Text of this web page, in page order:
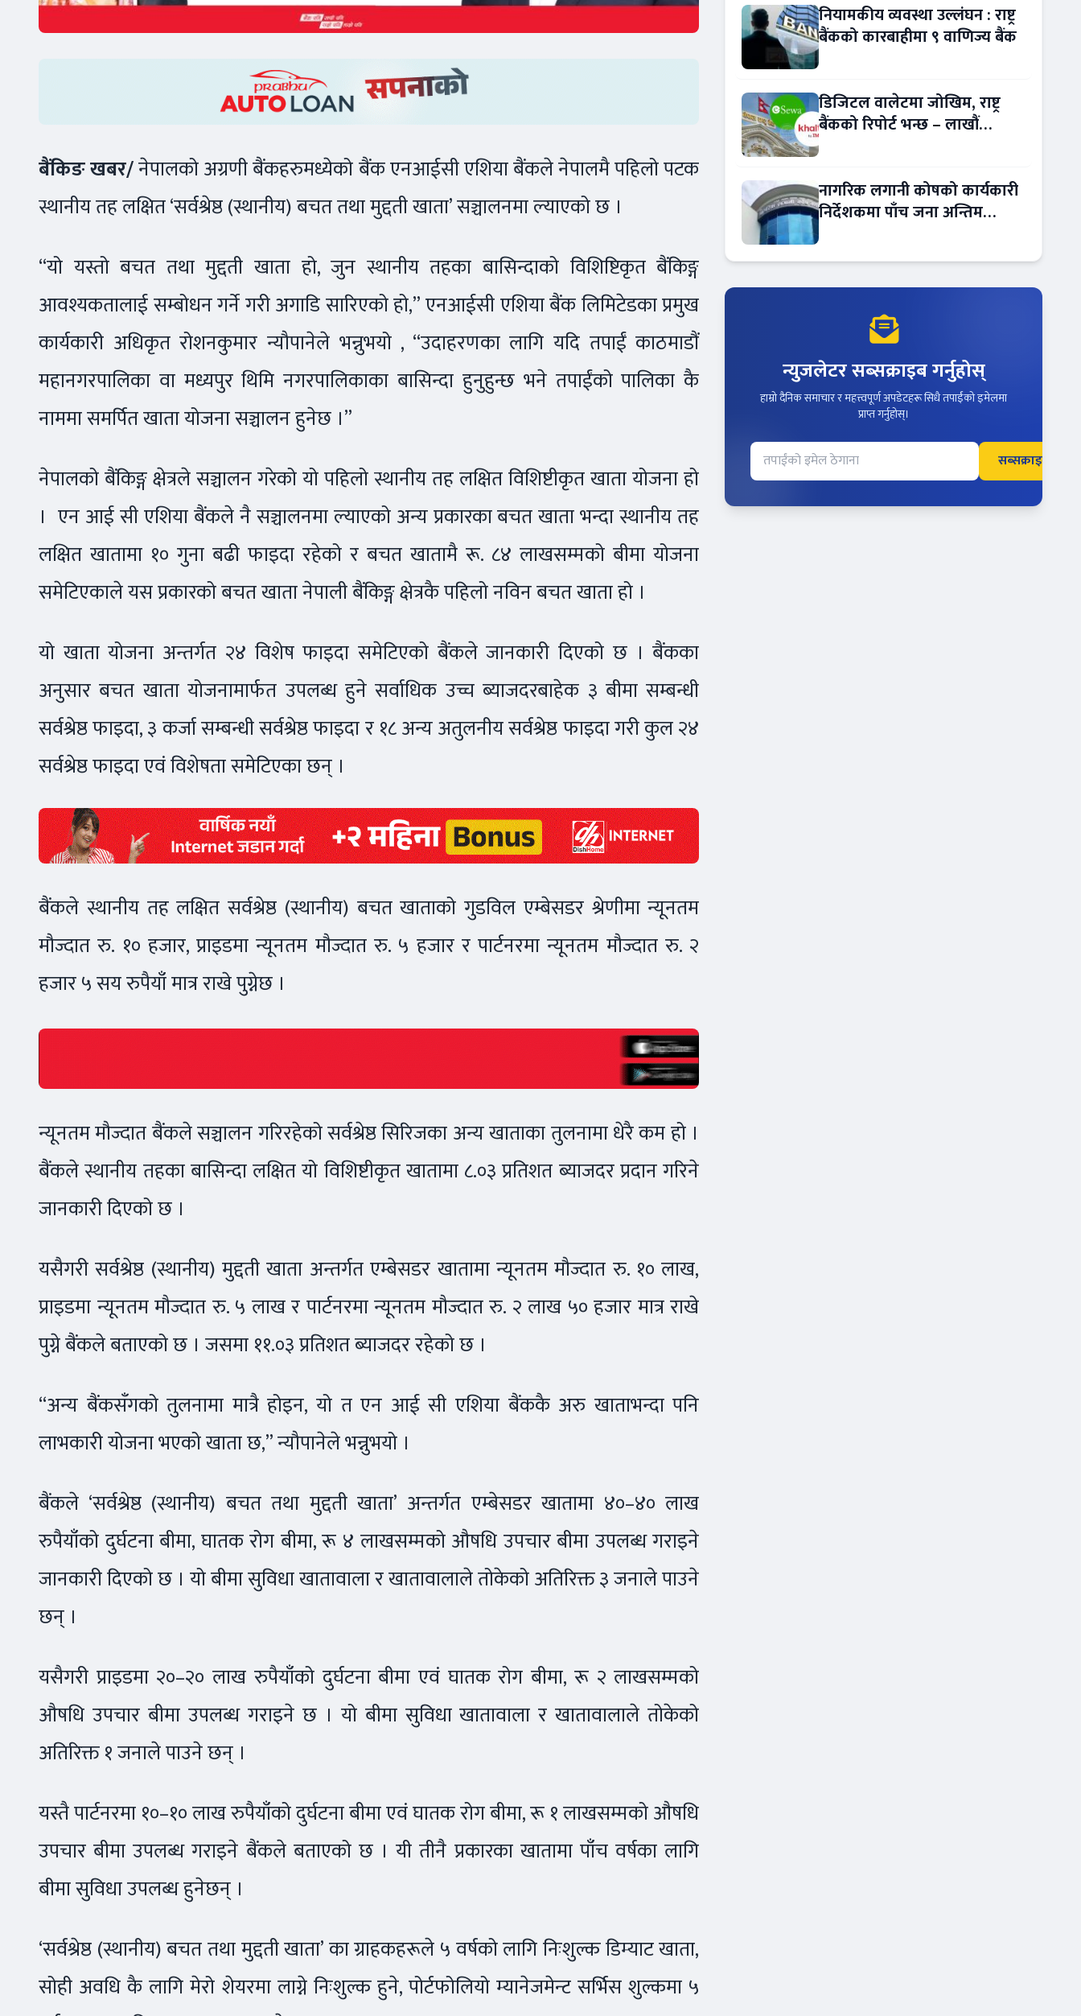
बैंकिङ खबर/नेपालको अग्रणी बैंकहरुमध्येको बैंक एनआईसी एशिया बैंकले नेपालमै पहिलो पटक
स्थानीय तह लक्षित ‘सर्वश्रेष्ठ (स्थानीय) बचत तथा मुद्दती खाता’ सञ्चालनमा ल्याएको छ ।
“यो यस्तो बचत तथा मुद्दती खाता हो, जुन स्थानीय तहका बासिन्दाको विशिष्टिकृत बैंकिङ्ग
आवश्यकतालाई सम्बोधन गर्ने गरी अगाडि सारिएको हो,” एनआईसी एशिया बैंक लिमिटेडका प्रमुख
कार्यकारी अधिकृत रोशनकुमार न्यौपानेले भन्नुभयो , “उदाहरणका लागि यदि तपाईं काठमाडौं
महानगरपालिका वा मध्यपुर थिमि नगरपालिकाका बासिन्दा हुनुहुन्छ भने तपाईंको पालिका कै
नाममा समर्पित खाता योजना सञ्चालन हुनेछ ।”
नेपालको बैंकिङ्ग क्षेत्रले सञ्चालन गरेको यो पहिलो स्थानीय तह लक्षित विशिष्टीकृत खाता योजना हो
। एन आई सी एशिया बैंकले नै सञ्चालनमा ल्याएको अन्य प्रकारका बचत खाता भन्दा स्थानीय तह
लक्षित खातामा १० गुना बढी फाइदा रहेको र बचत खातामै रू. ८४ लाखसम्मको बीमा योजना
समेटिएकाले यस प्रकारको बचत खाता नेपाली बैंकिङ्ग क्षेत्रकै पहिलो नविन बचत खाता हो ।
यो खाता योजना अन्तर्गत २४ विशेष फाइदा समेटिएको बैंकले जानकारी दिएको छ । बैंकका
अनुसार बचत खाता योजनामार्फत उपलब्ध हुने सर्वाधिक उच्च ब्याजदरबाहेक ३ बीमा सम्बन्धी
सर्वश्रेष्ठ फाइदा, ३ कर्जा सम्बन्धी सर्वश्रेष्ठ फाइदा र १८ अन्य अतुलनीय सर्वश्रेष्ठ फाइदा गरी कुल २४
सर्वश्रेष्ठ फाइदा एवं विशेषता समेटिएका छन् ।
बैंकले स्थानीय तह लक्षित सर्वश्रेष्ठ (स्थानीय) बचत खाताको गुडविल एम्बेसडर श्रेणीमा न्यूनतम
मौज्दात रु. १० हजार, प्राइडमा न्यूनतम मौज्दात रु. ५ हजार र पार्टनरमा न्यूनतम मौज्दात रु. २
हजार ५ सय रुपैयाँ मात्र राखे पुग्नेछ ।
न्यूनतम मौज्दात बैंकले सञ्चालन गरिरहेको सर्वश्रेष्ठ सिरिजका अन्य खाताका तुलनामा धेरै कम हो ।
बैंकले स्थानीय तहका बासिन्दा लक्षित यो विशिष्टीकृत खातामा ८.०३ प्रतिशत ब्याजदर प्रदान गरिने
जानकारी दिएको छ ।
यसैगरी सर्वश्रेष्ठ (स्थानीय) मुद्दती खाता अन्तर्गत एम्बेसडर खातामा न्यूनतम मौज्दात रु. १० लाख,
प्राइडमा न्यूनतम मौज्दात रु. ५ लाख र पार्टनरमा न्यूनतम मौज्दात रु. २ लाख ५० हजार मात्र राखे
पुग्ने बैंकले बताएको छ । जसमा ११.०३ प्रतिशत ब्याजदर रहेको छ ।
“अन्य बैंकसँगको तुलनामा मात्रै होइन, यो त एन आई सी एशिया बैंककै अरु खाताभन्दा पनि
लाभकारी योजना भएको खाता छ,” न्यौपानेले भन्नुभयो ।
बैंकले ‘सर्वश्रेष्ठ (स्थानीय) बचत तथा मुद्दती खाता’ अन्तर्गत एम्बेसडर खातामा ४०–४० लाख
रुपैयाँको दुर्घटना बीमा, घातक रोग बीमा, रू ४ लाखसम्मको औषधि उपचार बीमा उपलब्ध गराइने
जानकारी दिएको छ । यो बीमा सुविधा खातावाला र खातावालाले तोकेको अतिरिक्त ३ जनाले पाउने
छन् ।
यसैगरी प्राइडमा २०–२० लाख रुपैयाँको दुर्घटना बीमा एवं घातक रोग बीमा, रू २ लाखसम्मको
औषधि उपचार बीमा उपलब्ध गराइने छ । यो बीमा सुविधा खातावाला र खातावालाले तोकेको
अतिरिक्त १ जनाले पाउने छन् ।
यस्तै पार्टनरमा १०–१० लाख रुपैयाँको दुर्घटना बीमा एवं घातक रोग बीमा, रू १ लाखसम्मको औषधि
उपचार बीमा उपलब्ध गराइने बैंकले बताएको छ । यी तीनै प्रकारका खातामा पाँच वर्षका लागि
बीमा सुविधा उपलब्ध हुनेछन् ।
‘सर्वश्रेष्ठ (स्थानीय) बचत तथा मुद्दती खाता’ का ग्राहकहरूले ५ वर्षको लागि निःशुल्क डिम्याट खाता,
सोही अवधि कै लागि मेरो शेयरमा लाग्ने निःशुल्क हुने, पोर्टफोलियो म्यानेजमेन्ट सर्भिस शुल्कमा ५
नियामकीय व्यवस्था उल्लंघन : राष्ट्र
बैंकको कारबाहीमा ९ वाणिज्य बैंक
डिजिटल वालेटमा जोखिम, राष्ट्र
बैंकको रिपोर्ट भन्छ – लाखौं
नागरिक लगानी कोषको कार्यकारी
निर्देशकमा पाँच जना अन्तिम
न्युजलेटर सब्सक्राइब गर्नुहोस्
हाम्रो दैनिक समाचार र महत्त्वपूर्ण अपडेटहरू सिधै तपाईंको इमेलमा
प्राप्त गर्नुहोस्।
सब्सक्राइब